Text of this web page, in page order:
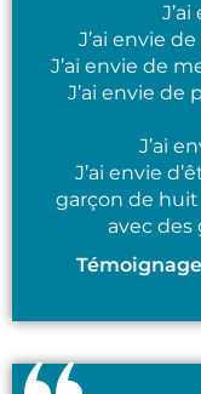
J’ai envie
J’ai envie de
J’ai envie de
J’ai
J’ai envie
garçon de
avec des